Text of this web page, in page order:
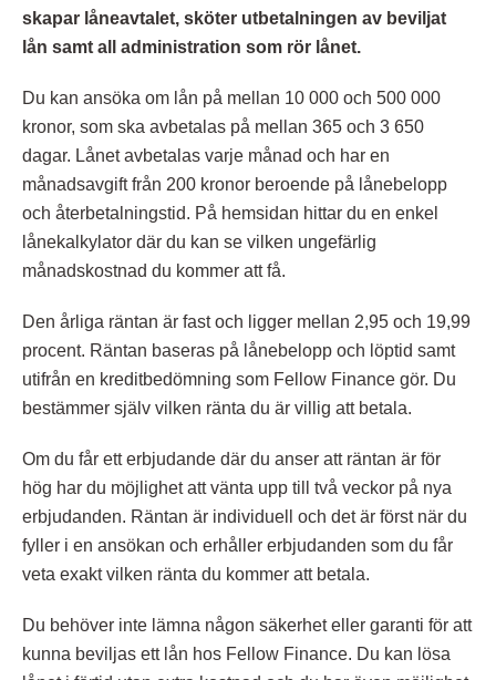
skapar låneavtalet, sköter utbetalningen av beviljat
lån samt all administration som rör lånet.
Du kan ansöka om lån på mellan 10 000 och 500 000
kronor, som ska avbetalas på mellan 365 och 3 650
dagar. Lånet avbetalas varje månad och har en
månadsavgift från 200 kronor beroende på lånebelopp
och återbetalningstid. På hemsidan hittar du en enkel
lånekalkylator där du kan se vilken ungefärlig
månadskostnad du kommer att få.
Den årliga räntan är fast och ligger mellan 2,95 och 19,99
procent. Räntan baseras på lånebelopp och löptid samt
utifrån en kreditbedömning som Fellow Finance gör. Du
bestämmer själv vilken ränta du är villig att betala.
Om du får ett erbjudande där du anser att räntan är för
hög har du möjlighet att vänta upp till två veckor på nya
erbjudanden. Räntan är individuell och det är först när du
fyller i en ansökan och erhåller erbjudanden som du får
veta exakt vilken ränta du kommer att betala.
Du behöver inte lämna någon säkerhet eller garanti för att
kunna beviljas ett lån hos Fellow Finance. Du kan lösa